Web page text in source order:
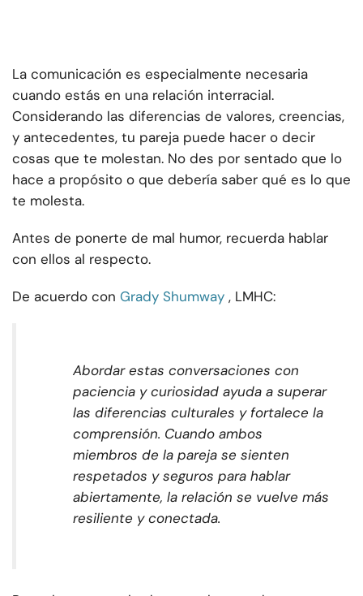
La comunicación es especialmente necesaria
cuando estás en una relación interracial.
Considerando las diferencias de valores, creencias,
y antecedentes, tu pareja puede hacer o decir
cosas que te molestan. No des por sentado que lo
hace a propósito o que debería saber qué es lo que
te molesta.
Antes de ponerte de mal humor, recuerda hablar
con ellos al respecto.
De acuerdo con Grady Shumway , LMHC:
Abordar estas conversaciones con
paciencia y curiosidad ayuda a superar
las diferencias culturales y fortalece la
comprensión. Cuando ambos
miembros de la pareja se sienten
respetados y seguros para hablar
abiertamente, la relación se vuelve más
resiliente y conectada.